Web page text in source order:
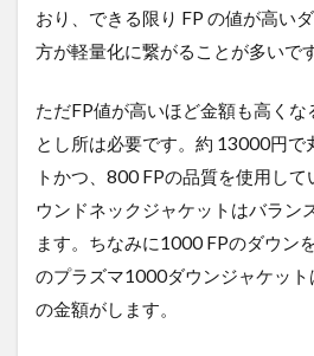
おり、できる限り FP の値が高い
方が軽量化に繋がることが多いです
ただFP値が高いほど金額も高く
とし所は必要です。約 13000円で
トかつ、800 FPの品質を使用し
ウンドネックジャケットはバラン
ます。ちなみに1000 FPのダウン
のプラズマ1000ダウンジャケッ
の金額がします。